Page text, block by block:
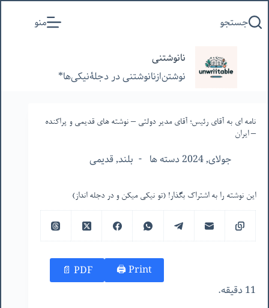
به
جستجو منو
نانوشتنی
نوشتن‌از‌نانوشتنی‌ در‌ دجلۀنیکی‌ها*
نامه ای به آقای رئیس؛ آقای مدیر دولتی – نوشته های قدیمی و پراکنده
– ایران
جولای, 2024 دسته ها بلند,قدیمی
این نوشته را به اشتراک بگذار! (تو نیکی میکن و در دجله انداز)
Print 🖨
PDF 📄
11 دقیقه.